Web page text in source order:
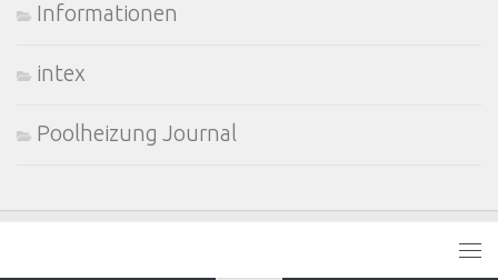
Informationen
intex
Poolheizung Journal